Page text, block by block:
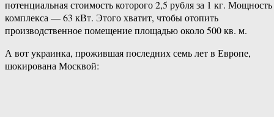
потенциальная стоимость которого 2,5 рубля за 1 кг. Мощность
комплекса — 63 кВт. Этого хватит, чтобы отопить
производственное помещение площадью около 500 кв. м.
А вот украинка, прожившая последних семь лет в Европе,
шокирована Москвой: